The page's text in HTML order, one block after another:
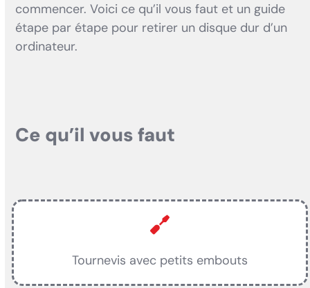
commencer. Voici ce qu’il vous faut et un guide
étape par étape pour retirer un disque dur d’un
ordinateur.
Ce qu’il vous faut
Tournevis avec petits embouts